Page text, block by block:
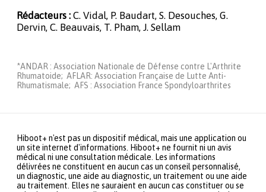
Rédacteurs : C. Vidal, P. Baudart, S. Desouches, G.
Dervin, C. Beauvais, T. Pham, J. Sellam
*ANDAR : Association Nationale de Défense contre L'Arthrite
Rhumatoide; AFLAR: Association Française de Lutte Anti-
Rhumatismale; AFS : Association France Spondyloarthrites
Hiboot+ n'est pas un dispositif médical, mais une application ou
un site internet d'informations. Hiboot+ ne fournit ni un avis
médical ni une consultation médicale. Les informations
délivrées ne constituent en aucun cas un conseil personnalisé,
un diagnostic, une aide au diagnostic, un traitement ou une aide
au traitement. Elles ne sauraient en aucun cas constituer ou se